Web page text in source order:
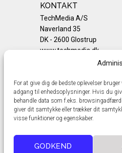
For at give dig de bedste oplevelser
adgang til enhedsoplysninger. Hvis du
behandle data som f.eks.
giver dit samtykke eller trækker dit
visse funktioner og egenskaber.
GODKEND
KONTAKT
TechMedia A/S
Naverland 35
DK - 2600 Glostrup
www.techmedia.dk
Telefon: +45 43 24 26 28
Privatlivspolitik
Cookiepolitik